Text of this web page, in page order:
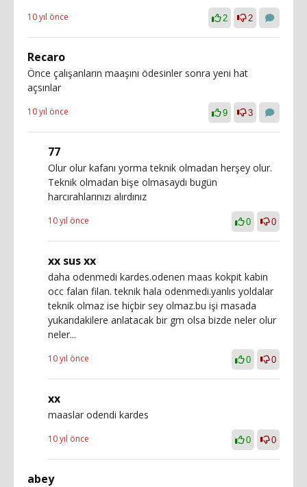
10 yıl önce 2 2
Recaro
Önce çalışanların maaşını ödesinler sonra yeni hat
açsınlar
10 yıl önce 9 3
77
Olur olur kafanı yorma teknik olmadan herşey olur.
Teknik olmadan bişe olmasaydı bugün
harcırahlarınızı alırdınız
10 yıl önce 0 0
xx sus xx
daha odenmedi kardes.odenen maas kokpit kabin
occ falan filan. teknik hala odenmedi.yanlıs yoldalar
teknik olmaz ise hiçbir sey olmaz.bu işi masada
yukarıdakilere anlatacak bir gm olsa bizde neler olur
neler...
10 yıl önce 0 0
xx
maaslar odendi kardes
10 yıl önce 0 0
abey